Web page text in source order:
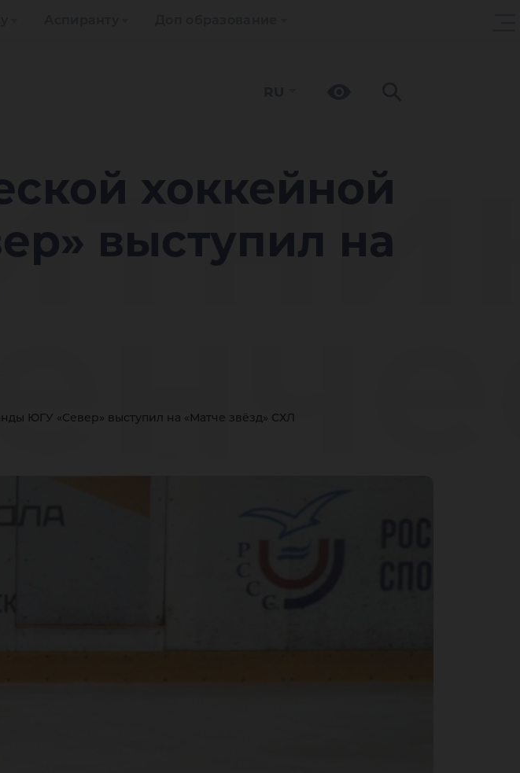
хоккейной
выступил на
ЮГУ «Север» выступил на «Матче звёзд» СХЛ